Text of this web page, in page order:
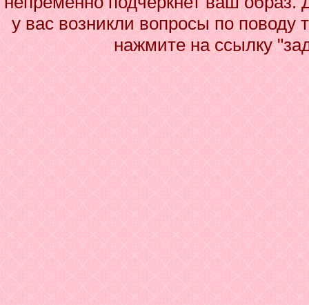
у вас возникли вопросы по
нажмите на ссылку